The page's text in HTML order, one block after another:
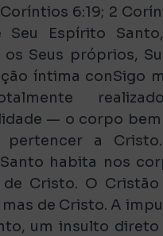
6:19; 2
Seu Espírito
Seus próprios,
íntima conSigo
— o corpo bem
a
habita nos
de Cristo. O
mas de Cristo. A
um insulto direto